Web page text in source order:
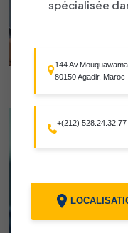
spécialisée
144
80150 Agadir, Maroc
+(212) 528.24.32.77